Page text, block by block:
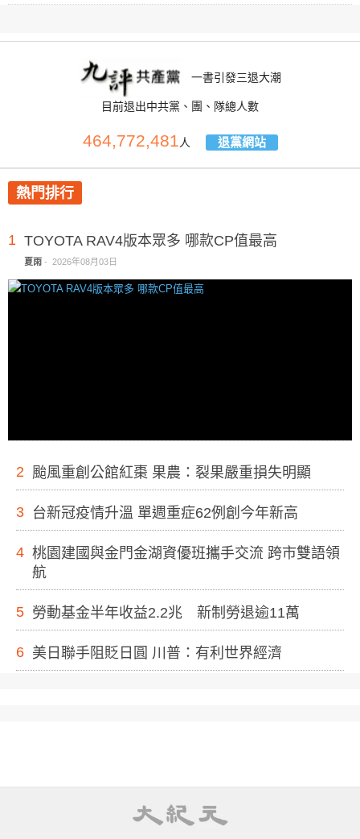
一書引發三退大潮
目前退出中共黨、團、隊總人數
464,772,481人 退黨網站
熱門排行
1 TOYOTA RAV4版本眾多 哪款CP值最高
夏雨 - 2026年08月03日
2 颱風重創公館紅棗 果農：裂果嚴重損失明顯
3 台新冠疫情升溫 單週重症62例創今年新高
4 桃園建國與金門金湖資優班攜手交流 跨市雙語領
航
5 勞動基金半年收益2.2兆 新制勞退逾11萬
6 美日聯手阻貶日圓 川普：有利世界經濟